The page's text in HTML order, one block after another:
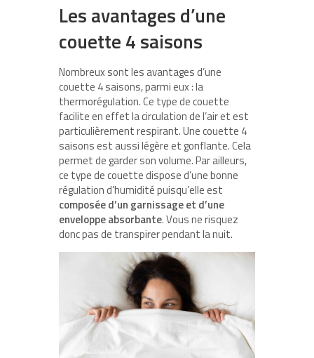
Les avantages d’une
couette 4 saisons
Nombreux sont les avantages d’une
couette 4 saisons, parmi eux : la
thermorégulation. Ce type de couette
facilite en effet la circulation de l’air et est
particulièrement respirant. Une couette 4
saisons est aussi légère et gonflante. Cela
permet de garder son volume. Par ailleurs,
ce type de couette dispose d’une bonne
régulation d’humidité puisqu’elle est
composée d’un garnissage et d’une
enveloppe absorbante. Vous ne risquez
donc pas de transpirer pendant la nuit.